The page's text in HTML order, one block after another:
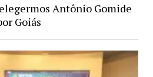
Antônio Gomide
Goiás